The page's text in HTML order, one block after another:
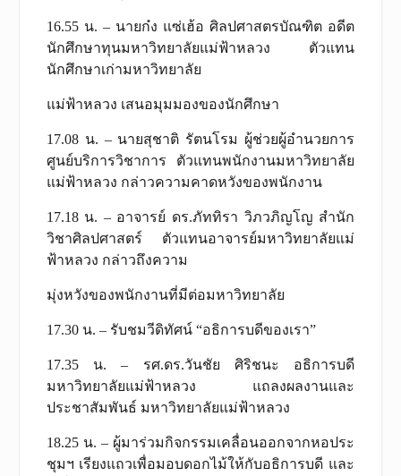
16.55 น. – นายก๋ง แซ่เฮ้อ ศิลปศาสตรบัณฑิต อดีต
นักศึกษาทุนมหาวิทยาลัยแม่ฟ้าหลวง ตัวแทน
นักศึกษาเก่ามหาวิทยาลัย
แม่ฟ้าหลวง เสนอมุมมองของนักศึกษา
17.08 น. – นายสุชาติ รัตนโรม ผู้ช่วยผู้อำนวยการ
ศูนย์บริการวิชาการ ตัวแทนพนักงานมหาวิทยาลัย
แม่ฟ้าหลวง กล่าวความคาดหวังของพนักงาน
17.18 น. – อาจารย์ ดร.ภัททิรา วิภวภิญโญ สำนัก
วิชาศิลปศาสตร์ ตัวแทนอาจารย์มหาวิทยาลัยแม่
ฟ้าหลวง กล่าวถึงความ
มุ่งหวังของพนักงานที่มีต่อมหาวิทยาลัย
17.30 น. – รับชมวีดิทัศน์ “อธิการบดีของเรา”
17.35 น. – รศ.ดร.วันชัย ศิริชนะ อธิการบดี
มหาวิทยาลัยแม่ฟ้าหลวง แถลงผลงานและ
ประชาสัมพันธ์ มหาวิทยาลัยแม่ฟ้าหลวง
18.25 น. – ผู้มาร่วมกิจกรรมเคลื่อนออกจากหอประ
ชุมฯ เรียงแถวเพื่อมอบดอกไม้ให้กับอธิการบดี และ